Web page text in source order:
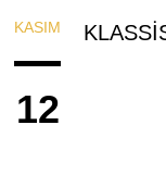
KASIM
12